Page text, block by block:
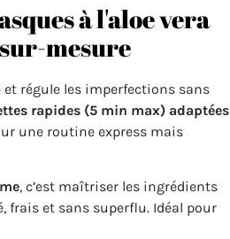
à l'aloe vera
mesure
et régule les imperfections sans
rapides (5 min max) adaptées
une routine express mais
, c’est maîtriser les ingrédients
frais et sans superflu. Idéal pour